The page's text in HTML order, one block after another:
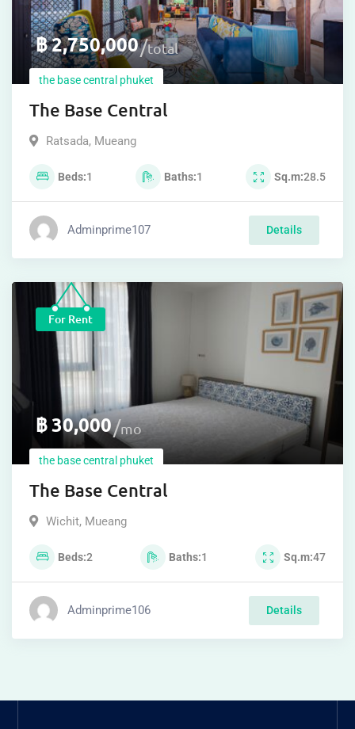
฿2,750,000 total
the base central phuket
The Base Central
Ratsada, Mueang
Beds 1 Baths 1 Sq.m 28.5
Adminprime107 Details
For Rent
฿30,000 mo
the base central phuket
The Base Central
Wichit, Mueang
Beds 2 Baths 1 Sq.m 47
Adminprime106 Details